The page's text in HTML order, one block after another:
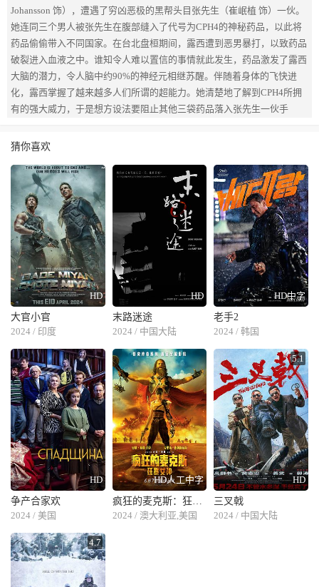
Johansson 饰），遭遇了穷凶恶极的黑帮头目张先生（崔岷植 饰）一伙。
她连同三个男人被张先生在腹部缝入了代号为CPH4的神秘药品，以此将
药品偷偷带入不同国家。在台北盘桓期间，露西遭到恶男暴打，以致药品
破裂进入血液之中。谁知令人难以置信的事情就此发生，药品激发了露西
大脑的潜力，令人脑中约90%的神经元相继苏醒。伴随着身体的飞快进
化，露西掌握了越来越多人们所谓的超能力。她清楚地了解到CPH4所拥
有的强大威力，于是想方设法要阻止其他三袋药品落入张先生一伙手
曼 Morgan Freeman 饰）取得联系，在后者的见证下，露西将迎来大脑
猜你喜欢
HD
大官小官
2024 / 印度
HD
末路迷途
2024 / 中国大陆
HD中字
老手2
2024 / 韩国
HD
争产合家欢
2024 / 美国
HD人工中字
疯狂的麦克斯：狂暴女神
2024 / 澳大利亚,美国
HD
5.1
三叉戟
2024 / 中国大陆
4.7